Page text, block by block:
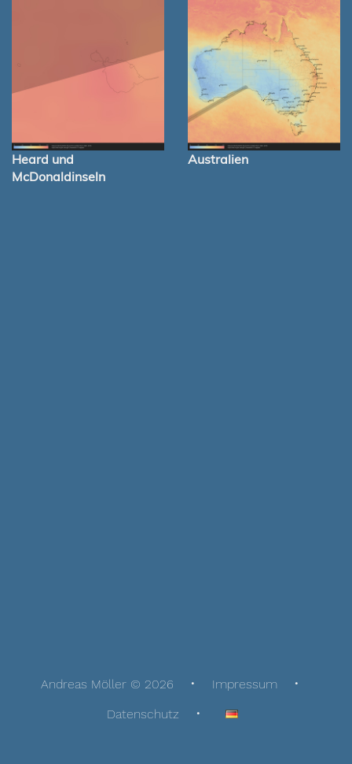
Heard und
McDonaldinseln
Australien
Andreas Möller © 2026
Impressum
Datenschutz